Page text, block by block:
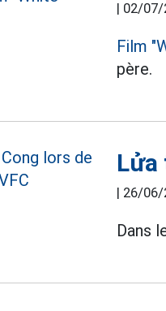
| 02/07/
Film
père.
Lửa
| 26/06/
Dans